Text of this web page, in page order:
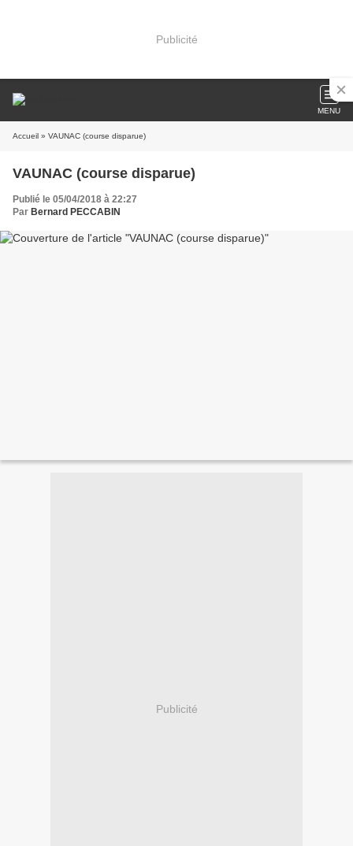
Publicité
MENU
Accueil » VAUNAC (course disparue)
VAUNAC (course disparue)
Publié le 05/04/2018 à 22:27
Par Bernard PECCABIN
Publicité